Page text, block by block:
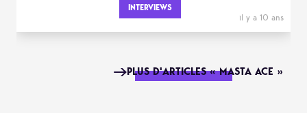
INTERVIEWS
il y a 10 ans
PLUS D'ARTICLES « MASTA ACE »